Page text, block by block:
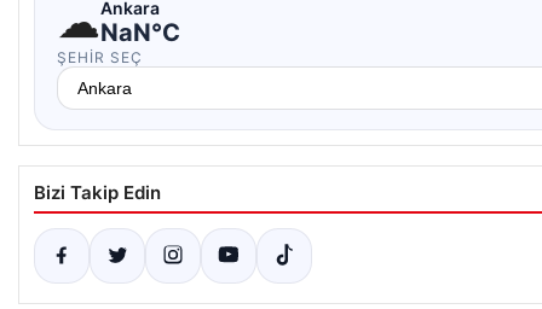
☁Ankara
NaN°C
ŞEHIR SEÇ
Bizi Takip Edin